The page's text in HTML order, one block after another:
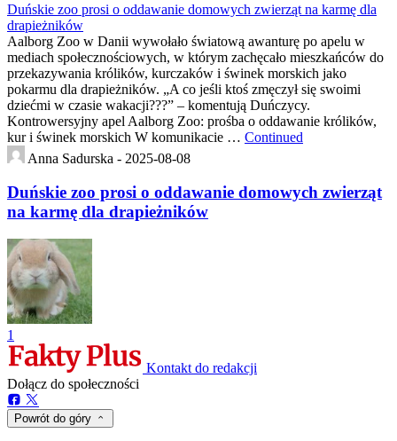
Duńskie zoo prosi o oddawanie domowych zwierząt na karmę dla
drapieżników
Aalborg Zoo w Danii wywołało światową awanturę po apelu w
mediach społecznościowych, w którym zachęcało mieszkańców do
przekazywania królików, kurczaków i świnek morskich jako
pokarmu dla drapieżników. „A co jeśli ktoś zmęczył się swoimi
dziećmi w czasie wakacji???” – komentują Duńczycy.
Kontrowersyjny apel Aalborg Zoo: prośba o oddawanie królików,
kur i świnek morskich W komunikacie … Continued
Anna Sadurska - 2025-08-08
Duńskie zoo prosi o oddawanie domowych zwierząt
na karmę dla drapieżników
1
Kontakt do redakcji
Dołącz do społeczności
Powrót do góry